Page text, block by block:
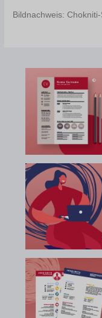
Bildnachweis: